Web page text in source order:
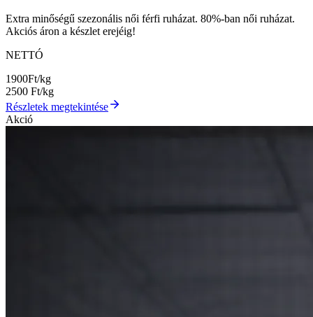
Extra minőségű szezonális női férfi ruházat. 80%-ban női ruházat.
Akciós áron a készlet erejéig!
NETTÓ
1900Ft/kg
2500 Ft/kg
Részletek megtekintése
Akció